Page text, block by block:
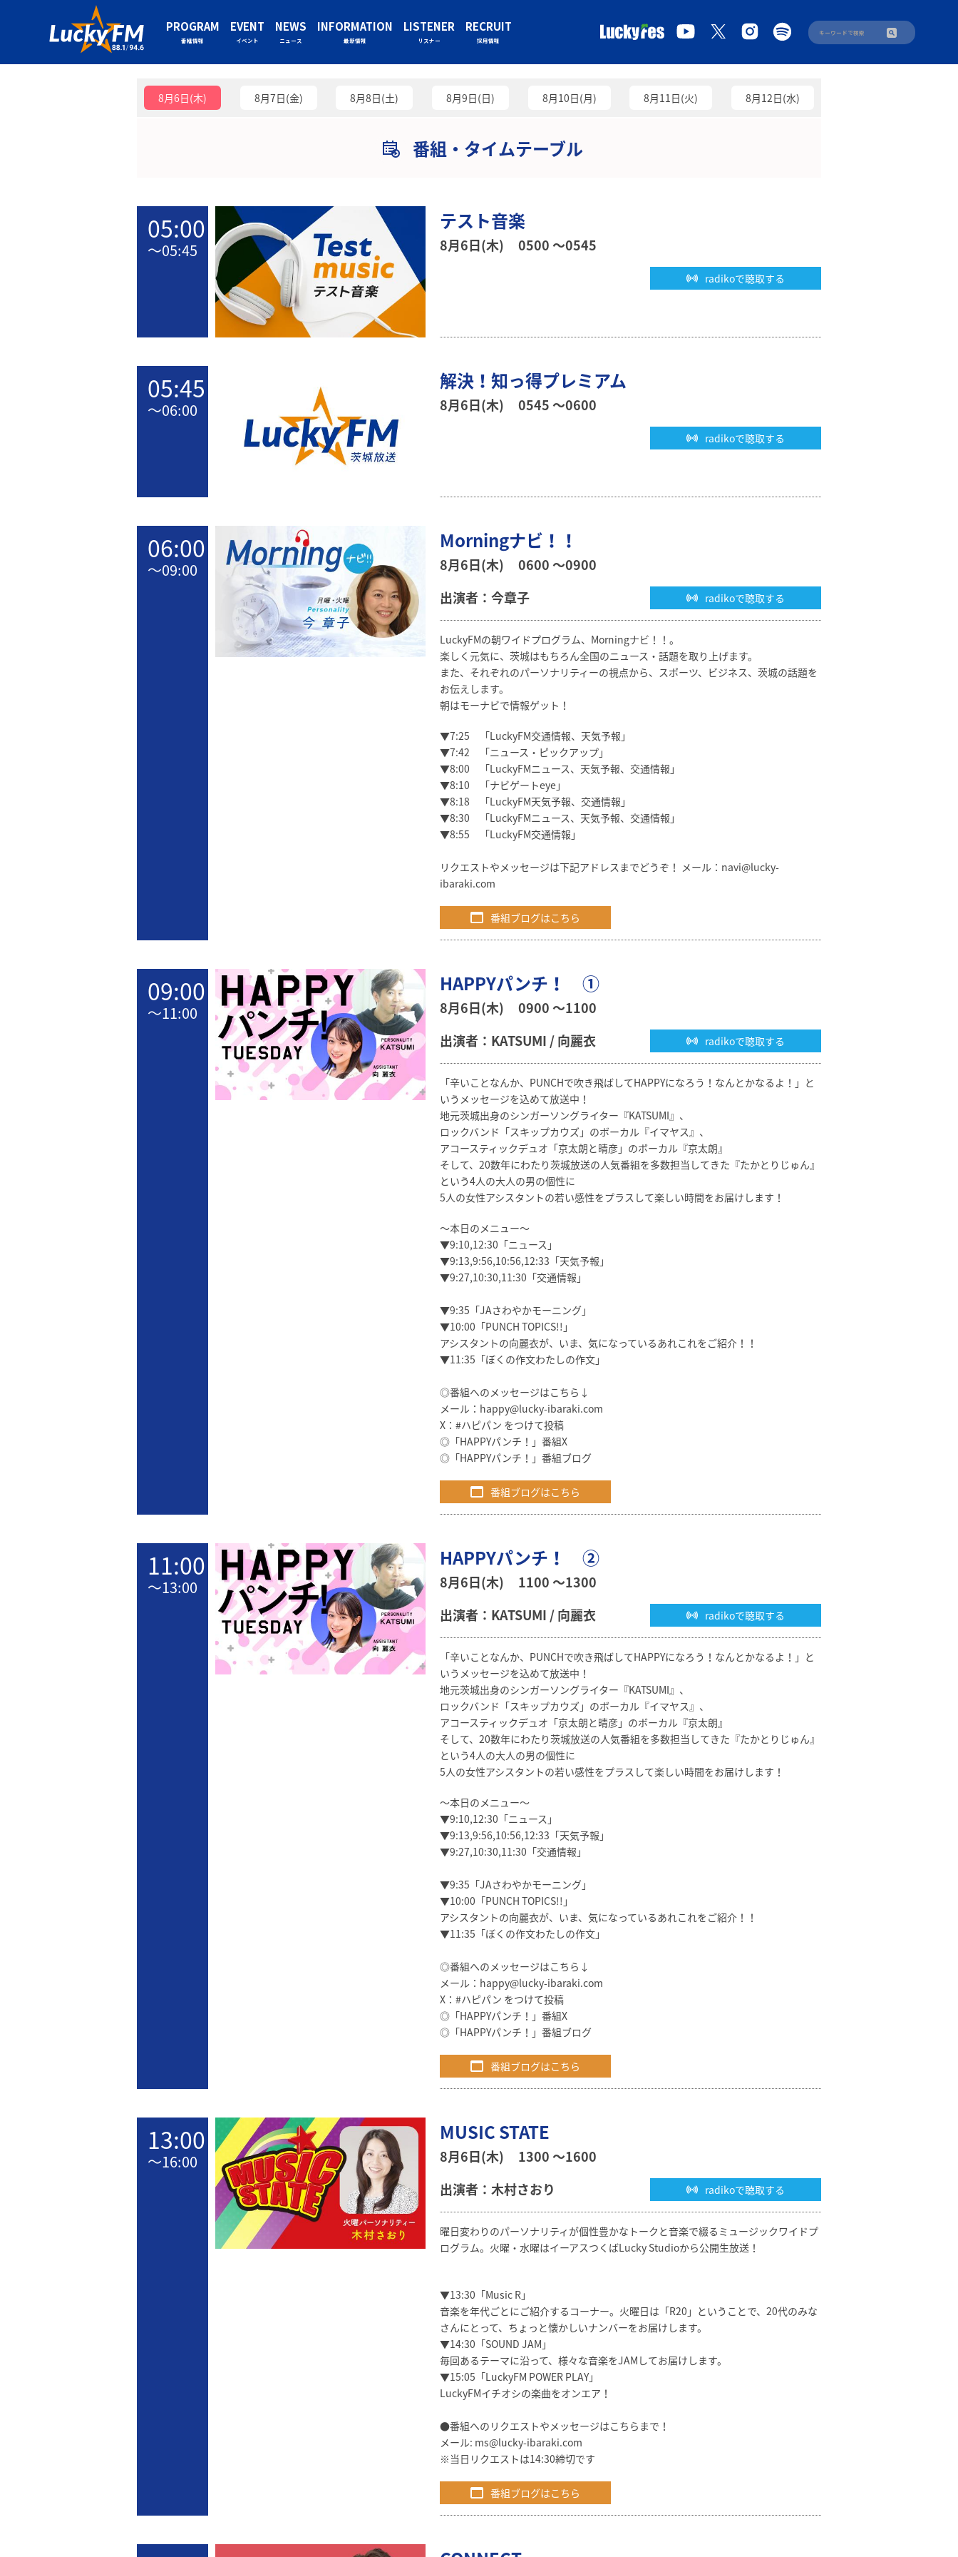
PROGRAM
番組情報
EVENT
イベント
NEWS
ニュース
INFORMATION
最新情報
LISTENER
リスナー
RECRUIT
採用情報
8月6日(木) 8月7日(金) 8月8日(土) 8月9日(日) 8月10日(月) 8月11日(火) 8月12日(水)
番組・タイムテーブル
05:00
〜05:45
テスト音楽
8月6日(木) 0500 〜0545
radikoで聴取する
05:45
〜06:00
解決！知っ得プレミアム
8月6日(木) 0545 〜0600
radikoで聴取する
06:00
〜09:00
Morningナビ！！
8月6日(木)
0600 〜0900
出演者：今章子
radikoで聴取する
LuckyFMの朝ワイドプログラム、Morningナビ！！。
楽しく元気に、茨城はもちろん全国のニュース・話題を取り上げます。
また、それぞれのパーソナリティーの視点から、スポーツ、ビジネス、茨城の話題を
お伝えします。
朝はモーナビで情報ゲット！
▼7:25 「LuckyFM交通情報、天気予報」
▼7:42 「ニュース・ピックアップ」
▼8:00 「LuckyFMニュース、天気予報、交通情報」
▼8:10 「ナビゲートeye」
▼8:18 「LuckyFM天気予報、交通情報」
▼8:30 「LuckyFMニュース、天気予報、交通情報」
▼8:55 「LuckyFM交通情報」
リクエストやメッセージは下記アドレスまでどうぞ！ メール： navi@lucky-
ibaraki.com
番組ブログはこちら
09:00
〜11:00
HAPPYパンチ！ ①
8月6日(木)
0900 〜1100
出演者：KATSUMI / 向麗衣
radikoで聴取する
「辛いことなんか、PUNCHで吹き飛ばしてHAPPYになろう！なんとかなるよ！」と
いうメッセージを込めて放送中！
地元茨城出身のシンガーソングライター『KATSUMI』、
ロックバンド「スキップカウズ」のボーカル『イマヤス』、
アコースティックデュオ「京太朗と晴彦」のボーカル『京太朗』
そして、20数年にわたり茨城放送の人気番組を多数担当してきた『たかとりじゅん』
という4人の大人の男の個性に
5人の女性アシスタントの若い感性をプラスして楽しい時間をお届けします！
～本日のメニュー～
▼9:10,12:30「ニュース」
▼9:13,9:56,10:56,12:33「天気予報」
▼9:27,10:30,11:30「交通情報」
▼9:35「JAさわやかモーニング」
▼10:00「PUNCH TOPICS!!」
アシスタントの向麗衣が、いま、気になっているあれこれをご紹介！！
▼11:35「ぼくの作文わたしの作文」
◎番組へのメッセージはこちら↓
メール： happy@lucky-ibaraki.com
X：#ハピパン をつけて投稿
◎「HAPPYパンチ！」番組X
◎「HAPPYパンチ！」番組ブログ
番組ブログはこちら
11:00
〜13:00
HAPPYパンチ！ ②
8月6日(木)
1100 〜1300
出演者：KATSUMI / 向麗衣
radikoで聴取する
「辛いことなんか、PUNCHで吹き飛ばしてHAPPYになろう！なんとかなるよ！」と
いうメッセージを込めて放送中！
地元茨城出身のシンガーソングライター『KATSUMI』、
ロックバンド「スキップカウズ」のボーカル『イマヤス』、
アコースティックデュオ「京太朗と晴彦」のボーカル『京太朗』
そして、20数年にわたり茨城放送の人気番組を多数担当してきた『たかとりじゅん』
という4人の大人の男の個性に
5人の女性アシスタントの若い感性をプラスして楽しい時間をお届けします！
～本日のメニュー～
▼9:10,12:30「ニュース」
▼9:13,9:56,10:56,12:33「天気予報」
▼9:27,10:30,11:30「交通情報」
▼9:35「JAさわやかモーニング」
▼10:00「PUNCH TOPICS!!」
アシスタントの向麗衣が、いま、気になっているあれこれをご紹介！！
▼11:35「ぼくの作文わたしの作文」
◎番組へのメッセージはこちら↓
メール： happy@lucky-ibaraki.com
X：#ハピパン をつけて投稿
◎「HAPPYパンチ！」番組X
◎「HAPPYパンチ！」番組ブログ
番組ブログはこちら
13:00
〜16:00
MUSIC STATE
8月6日(木)
1300 〜1600
出演者：木村さおり
radikoで聴取する
曜日変わりのパーソナリティが個性豊かなトークと音楽で綴るミュージックワイドプ
ログラム。火曜・水曜はイーアスつくばLucky Studioから公開生放送！
▼13:30「Music R」
音楽を年代ごとにご紹介するコーナー。火曜日は「R20」ということで、20代のみな
さんにとって、ちょっと懐かしいナンバーをお届けします。
▼14:30「SOUND JAM」
毎回あるテーマに沿って、様々な音楽をJAMしてお届けします。
▼15:05「LuckyFM POWER PLAY」
LuckyFMイチオシの楽曲をオンエア！
●番組へのリクエストやメッセージはこちらまで！
メール: ms@lucky-ibaraki.com
※当日リクエストは14:30締切です
番組ブログはこちら